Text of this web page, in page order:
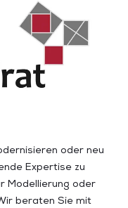
oder neu
Expertise zu
Modellierung oder
beraten Sie mit